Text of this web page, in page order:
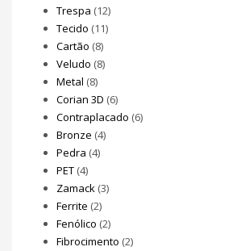
Trespa (12)
Tecido (11)
Cartão (8)
Veludo (8)
Metal (8)
Corian 3D (6)
Contraplacado (6)
Bronze (4)
Pedra (4)
PET (4)
Zamack (3)
Ferrite (2)
Fenólico (2)
Fibrocimento (2)